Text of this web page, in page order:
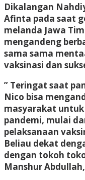
Dikalangan
Afinta pada saat
melanda Jawa
mengandeng
sama sama
vaksinasi dan
” Teringat saat
Nico bisa
masyarakat untuk
pandemi, mulai
pelaksanaan
Beliau dekat
dengan tokoh
Manshur Abdullah,